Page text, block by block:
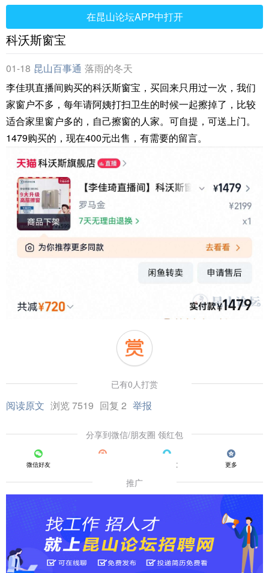
在昆山论坛APP中打开
科沃斯窗宝
01-18 昆山百事通 落雨的冬天
李佳琪直播间购买的科沃斯窗宝，买回来只用过一次，我们
家窗户不多，每年请阿姨打扫卫生的时候一起擦掉了，比较
适合家里窗户多的，自己擦窗的人家。可自提，可送上门。
1479购买的，现在400元出售，有需要的留言。
已有0人打赏
阅读原文 浏览 7519 回复 2 举报
分享到微信/朋友圈 领红包
微信好友 QQ好友 更多
推广